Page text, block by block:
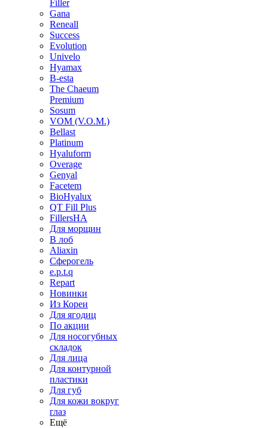
Filler
Gana
Reneall
Success
Evolution
Univelo
Hyamax
B-esta
The Chaeum
Premium
Sosum
VOM (V.O.M.)
Bellast
Platinum
Hyaluform
Overage
Genyal
Facetem
BioHyalux
QT Fill Plus
FillersHA
Для морщин
В лоб
Aliaxin
Сферогель
e.p.t.q
Repart
Новинки
Из Кореи
Для ягодиц
По акции
Для носогубных
складок
Для лица
Для контурной
пластики
Для губ
Для кожи вокруг
глаз
Ещё